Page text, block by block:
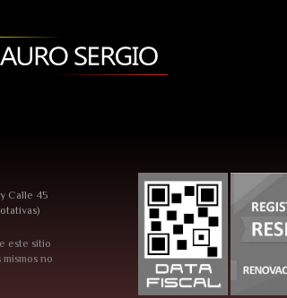
Calle 45
este sitio
no